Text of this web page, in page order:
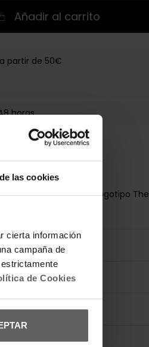
las cookies
cierta información
campaña de
de Cookies
Añadir al carrito
partir de 50€
horas
recto. Manga corta. Logotipo The
CAMBIOS